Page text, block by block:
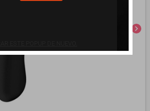
chevron_right